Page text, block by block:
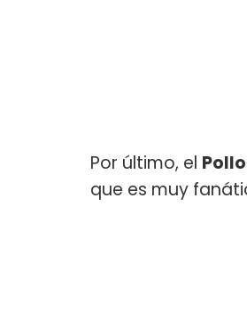
Por último, el
que es muy